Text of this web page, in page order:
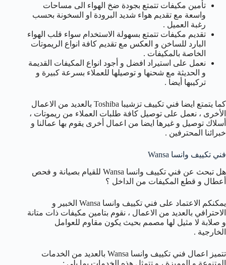
تأمين مكيفات تتمتع بجودة ضخ الهواء الى مساحات
واسعة مع تقديم هواء شديد البرودة او السخونة بحسب
رغبة العميل .
تقديم مكيفات تتمتع بسهولة الاستخدام سواء قلب الهواء
البارد للساخن و العكس مع تقديم كافة انواع الريموتات
الخاصة بالمكيفات .
نعمل على استيراد افضل و أجود انواع المكيفات القديمة
و الحديثة مع شحنها و توصيلها للعملاء بسرعة كبيرة و
تركيبها أيضا .
كما يتمتع ايضا فني تكييف تزشيبا Toshiba بالعديد من الاعمال
الأخرى ، نعمل على توصيل كافة طلبات العملاء من ريموتات ،
أسلاك توصيل و غيرها ايضا من اعمال أخرى يقوم بها عمالنا و
خبرائنا المحترفين .
فني تكييف وانسا Wansa
هل تبحث عن فني تكييف وانسا Wansa للقيام بصيانة و فحص
أعطال و قطع المكيفات من الداخل ؟
يمكنكم الاعتماد على فني تكييف وانسا Wansa الخبير و
الاحترافي بالعديد من الاعمال ، نقوم بتامين مكيفات ذات متانة
و صلابة لا مثيل لها مصمم بحيث يكون مقاوم للعوامل
الخارجية .
تتميز اعمال فني تكييف وانسا Wansa بالعديد من الخدمات
المتنوعة و المميزة ، و تتمثل هذه الخدمات بما يلي :